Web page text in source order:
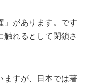
」があります。です
触れるとして閉鎖さ
ますが、日本では著